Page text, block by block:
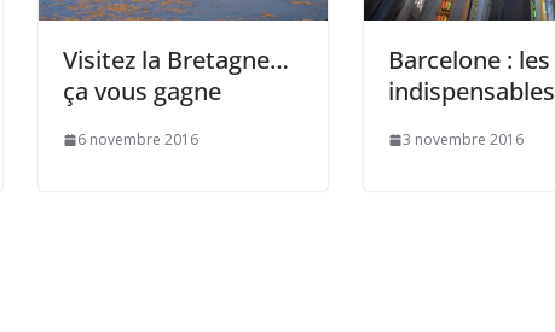
Visitez la Bretagne…
ça vous gagne
6 novembre 2016
Barcelone : les
indispensables
3 novembre 2016